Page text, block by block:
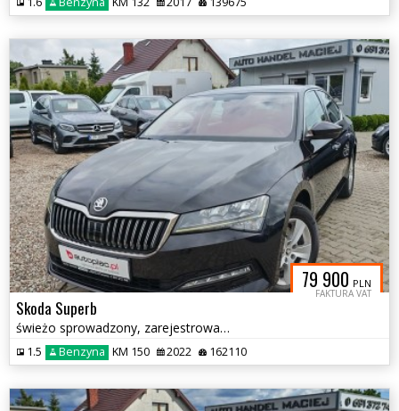
79 900 PLN
FAKTURA VAT
Skoda Superb
świeżo sprowadzony, zarejestrowany
1.5 Benzyna KM 150 2022 162110